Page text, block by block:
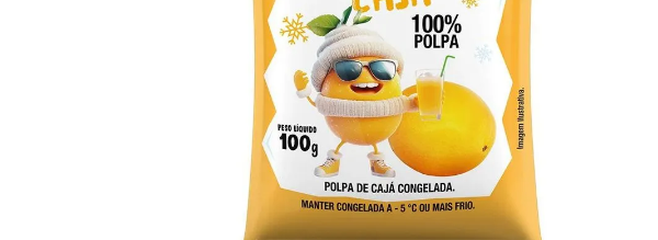
iogurte
papel higiênico
cerveja